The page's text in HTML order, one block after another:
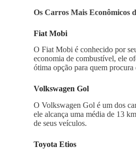
Os Carros Mais Econômicos
Fiat Mobi
O Fiat Mobi é conhecido por
economia de combustível, ele
ótima opção para quem procura
Volkswagen Gol
O Volkswagen Gol é um dos
ele alcança uma média de 13
de seus veículos.
Toyota Etios